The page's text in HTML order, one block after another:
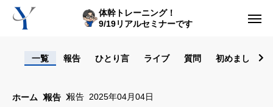
体幹トレーニング！
9/19リアルセミナーです
一覧 報告 ひとり言 ライブ 質問 初めまして！
ホーム 報告 報告_2025年04月04日